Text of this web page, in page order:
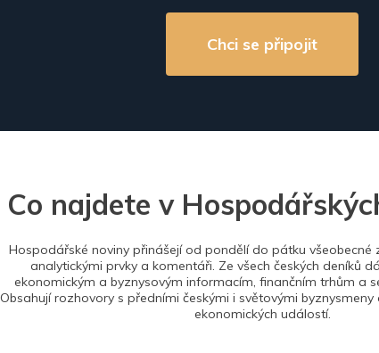
Chci se připojit
Co najdete v
Hospodářské noviny přinášejí od pondělí do pátku všeobecné
analytickými prvky a komentáři. Ze všech českých deníků
ekonomickým a byznysovým informacím, finančním trhům a
Obsahují rozhovory s předními českými i světovými
ekonomických událostí.